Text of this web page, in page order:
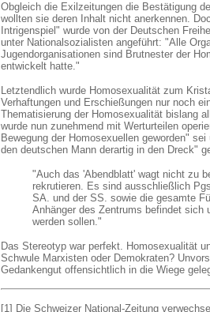
Obgleich die Exilzeitungen die Bestätigung
wollten sie deren Inhalt nicht anerkennen.
Intrigenspiel" wurde von der Deutschen
unter Nationalsozialisten angeführt: "Alle
Jugendorganisationen sind Brutnester der
entwickelt hatte."
Letztendlich wurde Homosexualität zum
Verhaftungen und Erschießungen nur noch
Thematisierung der Homosexualität bislang
wurde nun zunehmend mit Werturteilen
Bewegung der Homosexuellen geworden"
den deutschen Mann derartig in den Dreck"
"Auch das 'Abendblatt' wagt nicht zu
rekrutieren. Es sind ausschließlich
SA. und der SS. sowie die gesamte
Anhänger des Zentrums befindet
werden sollen."
Das Stereotyp war perfekt. Homosexualität
Schwule Marxisten oder Demokraten?
Gedankengut offensichtlich in die Wiege
[1] Die Schweizer National-Zeitung